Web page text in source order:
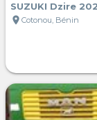
SUZUKI Dzire
location_on Cotonou, Bénin